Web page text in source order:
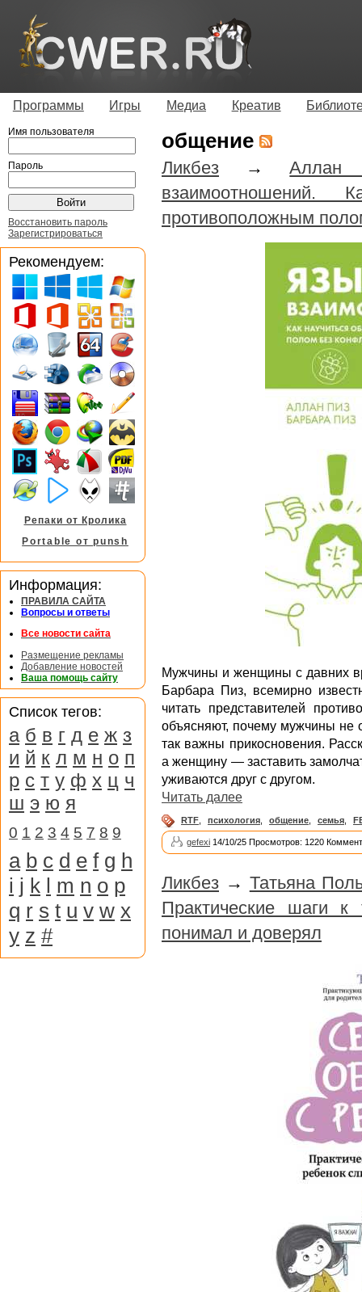
Программы Игры Медиа Креатив
общение
Ликбез →
взаимоотношений.
противоположным
Мужчины и женщины с давних
Барбара Пиз, всемирно
читать представителей
объясняют, почему мужчины
так важны прикосновения.
а женщину — заставить
уживаются друг с другом.
Читать далее
RTF психология общение семья
gefexi 14/10/25 Просмотров: 1220
Ликбез → Татьяна
Практические шаги
понимал и доверял
Имя пользователя
Пароль
Восстановить пароль
Зарегистрироваться
Рекомендуем:
Репаки от Кролика
Portable от punsh
Информация:
ПРАВИЛА САЙТА
Вопросы и ответы
Все новости сайта
Размещение рекламы
Добавление новостей
Ваша помощь сайту
Список тегов:
а б в г д е ж з
и й к л м н о п
р с т у ф х ц ч
ш э ю я
0 1 2 3 4 5 7 8 9
a b c d e f g h
i j k l m n o p
q r s t u v w x
y z #